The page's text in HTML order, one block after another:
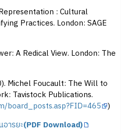
: Cultural
Practices. London: SAGE
A Redical View. London: The
Michel Foucault: The Will to
Tavistock Publications.
)
ารยะ(PDF Download)